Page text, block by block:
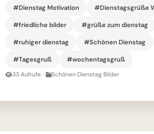
#Dienstag Motivation #Dienstagsgrüße
#friedliche bilder #grüße zum dienstag
#ruhiger dienstag #Schönen Dienstag
#Tagesgruß #wochentagsgruß
33 Aufrufe · Schönen Dienstag Bilder